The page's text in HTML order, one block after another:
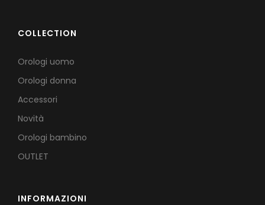
COLLECTION
Orologi uomo
Orologi donna
Accessori
Novità
Orologi bambino
OUTLET
INFORMAZIONI